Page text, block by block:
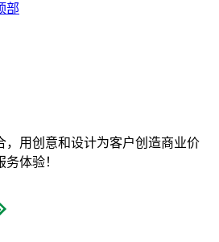
部
，用创意和设计为客户创造商业价
体验！